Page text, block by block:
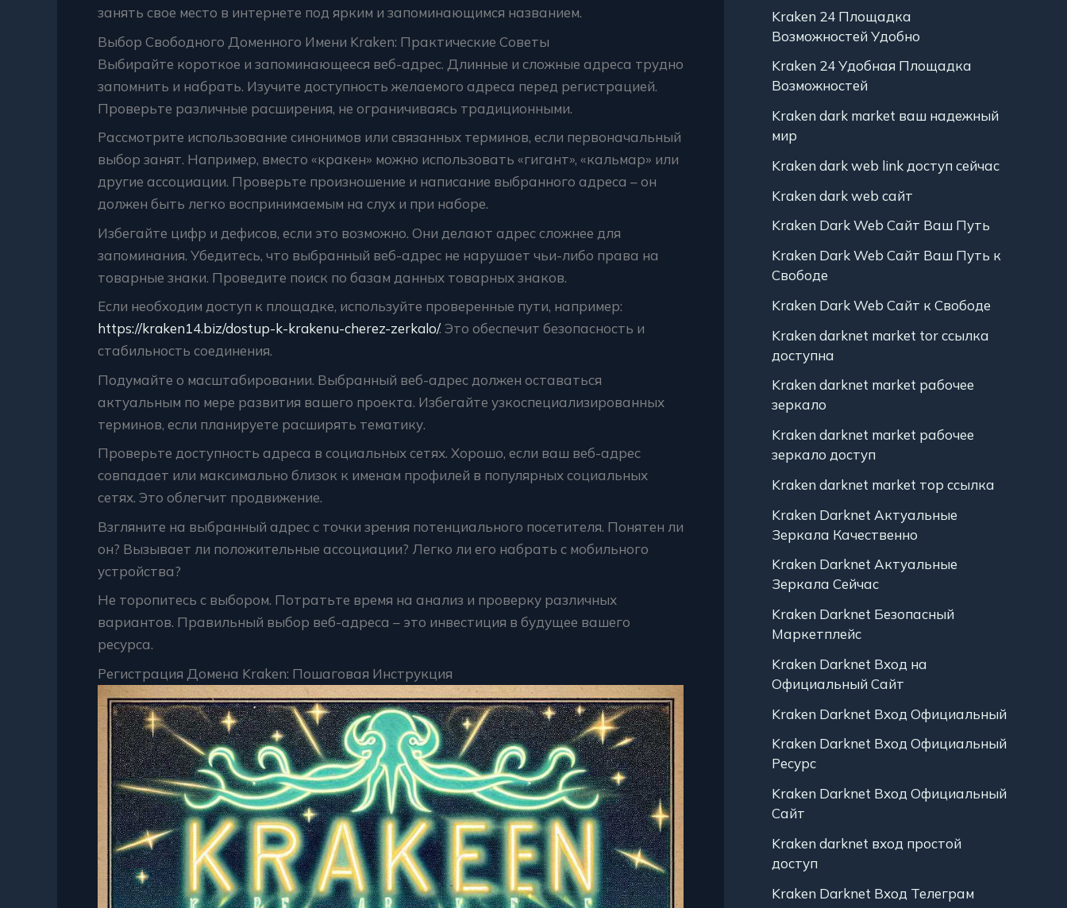
занять свое место в интернете под ярким и запоминающимся названием.
Выбор Свободного Доменного Имени Kraken: Практические Советы
Выбирайте короткое и запоминающееся веб-адрес. Длинные и сложные адреса трудно
запомнить и набрать. Изучите доступность желаемого адреса перед регистрацией.
Проверьте различные расширения, не ограничиваясь традиционными.
Рассмотрите использование синонимов или связанных терминов, если первоначальный
выбор занят. Например, вместо «кракен» можно использовать «гигант», «кальмар» или
другие ассоциации. Проверьте произношение и написание выбранного адреса – он
должен быть легко воспринимаемым на слух и при наборе.
Избегайте цифр и дефисов, если это возможно. Они делают адрес сложнее для
запоминания. Убедитесь, что выбранный веб-адрес не нарушает чьи-либо права на
товарные знаки. Проведите поиск по базам данных товарных знаков.
Если необходим доступ к площадке, используйте проверенные пути, например:
https://kraken14.biz/dostup-k-krakenu-cherez-zerkalo/. Это обеспечит безопасность и
стабильность соединения.
Подумайте о масштабировании. Выбранный веб-адрес должен оставаться
актуальным по мере развития вашего проекта. Избегайте узкоспециализированных
терминов, если планируете расширять тематику.
Проверьте доступность адреса в социальных сетях. Хорошо, если ваш веб-адрес
совпадает или максимально близок к именам профилей в популярных социальных
сетях. Это облегчит продвижение.
Взгляните на выбранный адрес с точки зрения потенциального посетителя. Понятен ли
он? Вызывает ли положительные ассоциации? Легко ли его набрать с мобильного
устройства?
Не торопитесь с выбором. Потратьте время на анализ и проверку различных
вариантов. Правильный выбор веб-адреса – это инвестиция в будущее вашего
ресурса.
Регистрация Домена Kraken: Пошаговая Инструкция
Kraken 24 Площадка
Возможностей Удобно
Kraken 24 Удобная Площадка
Возможностей
Kraken dark market ваш надежный
мир
Kraken dark web link доступ сейчас
Kraken dark web сайт
Kraken Dark Web Сайт Ваш Путь
Kraken Dark Web Сайт Ваш Путь к
Свободе
Kraken Dark Web Сайт к Свободе
Kraken darknet market tor ссылка
доступна
Kraken darknet market рабочее
зеркало
Kraken darknet market рабочее
зеркало доступ
Kraken darknet market тор ссылка
Kraken Darknet Актуальные
Зеркала Качественно
Kraken Darknet Актуальные
Зеркала Сейчас
Kraken Darknet Безопасный
Маркетплейс
Kraken Darknet Вход на
Официальный Сайт
Kraken Darknet Вход Официальный
Kraken Darknet Вход Официальный
Ресурс
Kraken Darknet Вход Официальный
Сайт
Kraken darknet вход простой
доступ
Kraken Darknet Вход Телеграм